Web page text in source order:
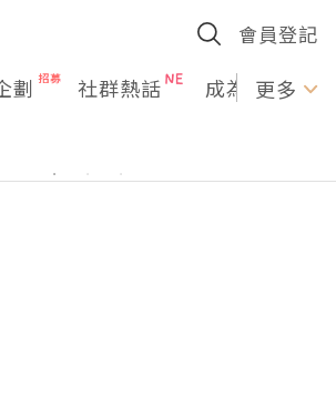
會員登記
劃 社群熱話 成為U更多